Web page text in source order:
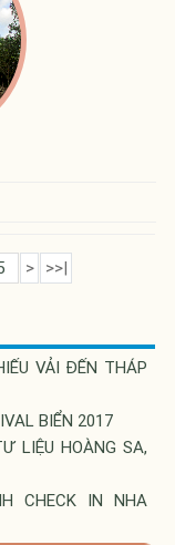
> >>|
VẢI ĐẾN THÁP
BIỂN 2017
LIỆU HOÀNG SA,
CHECK IN NHA